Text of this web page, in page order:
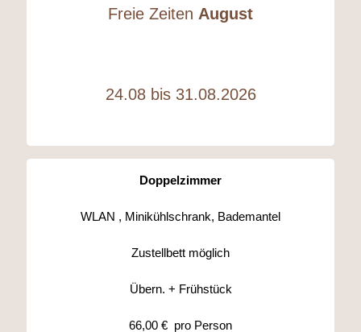
Freie Zeiten August
24.08 bis 31.08.2026
Doppelzimmer
WLAN , Minikühlschrank, Bademantel
Zustellbett möglich
Übern. + Frühstück
66,00 € pro Person